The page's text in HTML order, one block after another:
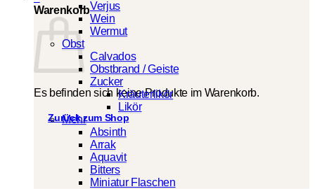
Warenkorb
Es befinden sich keine Produkte im Warenkorb.
Zurück zum Shop
Verjus
Wein
Wermut
Obst
Calvados
Obstbrand / Geiste
Zucker
Kräuterlikör
Likör
Mehr
Absinth
Arrak
Aquavit
Bitters
Miniatur Flaschen